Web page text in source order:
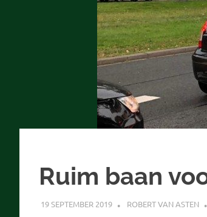
Ruim baan
19 SEPTEMBER 2019 ROBERT VAN ASTEN